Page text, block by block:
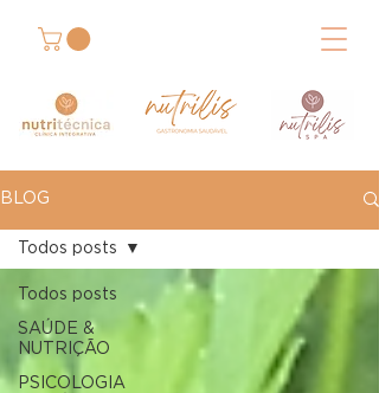
BLOG
Todos posts
SAÚDE &
NUTRIÇÃO
PSICOLOGIA
Todos posts